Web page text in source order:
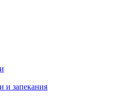
и запекания